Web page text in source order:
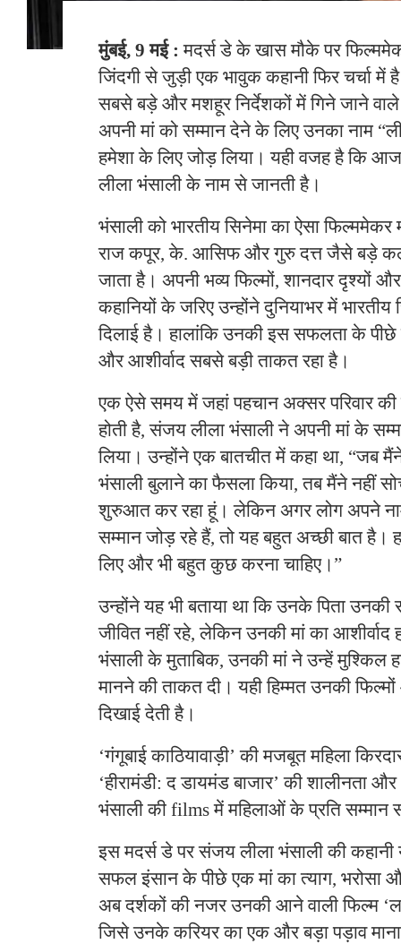
मुंबई, 9 मई : मदर्स डे के खास मौके पर
जिंदगी से जुड़ी एक भावुक कहानी फिर चर्चा में
सबसे बड़े और मशहूर निर्देशकों में गिने जाने
अपनी मां को सम्मान देने के लिए उनका नाम
हमेशा के लिए जोड़ लिया। यही वजह है कि
लीला भंसाली के नाम से जानती है।
भंसाली को भारतीय सिनेमा का ऐसा फिल्ममेकर
राज कपूर, के. आसिफ और गुरु दत्त जैसे बड़े
जाता है। अपनी भव्य फिल्मों, शानदार दृश्यों
कहानियों के जरिए उन्होंने दुनियाभर में
दिलाई है। हालांकि उनकी इस सफलता के पीछे
और आशीर्वाद सबसे बड़ी ताकत रहा है।
एक ऐसे समय में जहां पहचान अक्सर परिवार
होती है, संजय लीला भंसाली ने अपनी मां के
लिया। उन्होंने एक बातचीत में कहा था, “जब
भंसाली बुलाने का फैसला किया, तब मैंने नहीं
शुरुआत कर रहा हूं। लेकिन अगर लोग अपने
सम्मान जोड़ रहे हैं, तो यह बहुत अच्छी बात है।
लिए और भी बहुत कुछ करना चाहिए।”
उन्होंने यह भी बताया था कि उनके पिता
जीवित नहीं रहे, लेकिन उनकी मां का
भंसाली के मुताबिक, उनकी मां ने उन्हें मुश्किल
मानने की ताकत दी। यही हिम्मत उनकी
दिखाई देती है।
‘गंगूबाई काठियावाड़ी’ की मजबूत महिला
‘हीरामंडी: द डायमंड बाजार’ की शालीनता
भंसाली की films में महिलाओं के प्रति
इस मदर्स डे पर संजय लीला भंसाली की कहानी
सफल इंसान के पीछे एक मां का त्याग, भरोसा
अब दर्शकों की नजर उनकी आने वाली फिल्म
जिसे उनके करियर का एक और बड़ा पड़ाव